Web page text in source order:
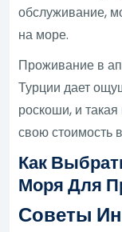
обслуживание,
на море.
Проживание в
Турции дает
роскоши, и
свою стоимость
Как
Моря Для
Советы